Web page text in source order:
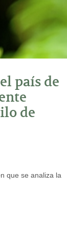
país de
de
que se analiza la